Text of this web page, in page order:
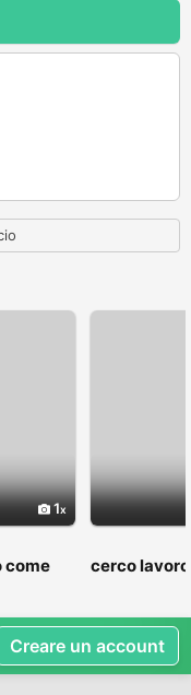
1
come
cerco
Creare un account